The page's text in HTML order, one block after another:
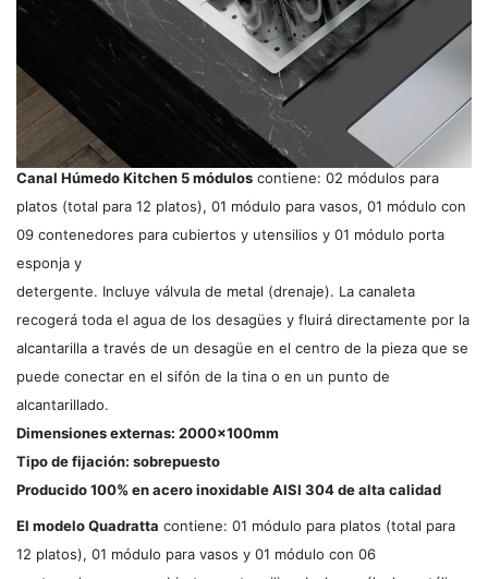
Canal Húmedo Kitchen 5 módulos contiene: 02 módulos para
platos (total para 12 platos), 01 módulo para vasos, 01 módulo con
09 contenedores para cubiertos y utensilios y 01 módulo porta
esponja y
detergente. Incluye válvula de metal (drenaje). La canaleta
recogerá toda el agua de los desagües y fluirá directamente por la
alcantarilla a través de un desagüe en el centro de la pieza que se
puede conectar en el sifón de la tina o en un punto de
alcantarillado.
Dimensiones externas: 2000x100mm
Tipo de fijación: sobrepuesto
Producido 100% en acero inoxidable AISI 304 de alta calidad
El modelo Quadratta contiene: 01 módulo para platos (total para
12 platos), 01 módulo para vasos y 01 módulo con 06